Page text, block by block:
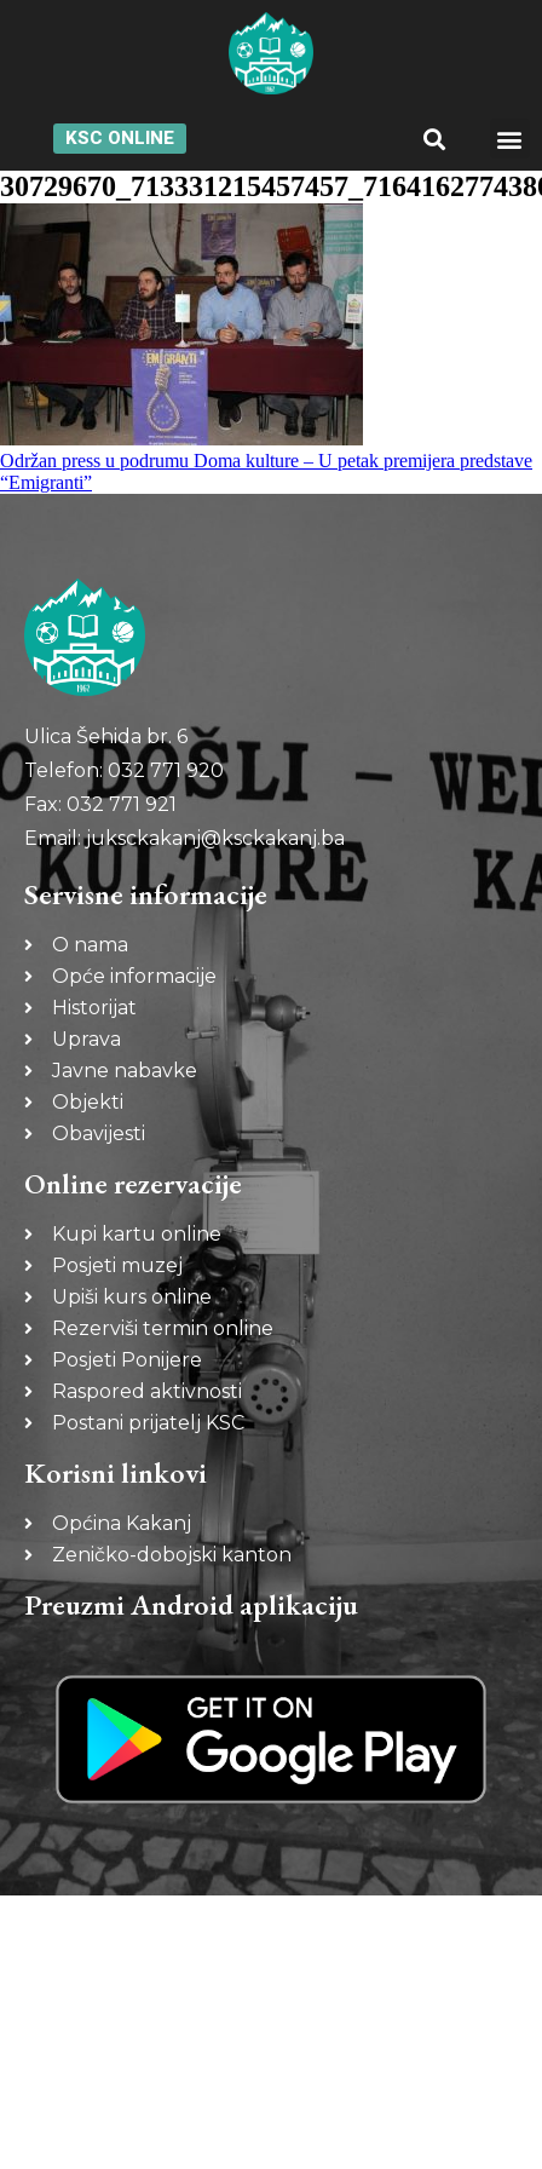
KSC ONLINE
Održan press u podrumu Doma kulture – U petak premijera predstave
“Emigranti”
Ulica Šehida br. 6
Telefon: 032 771 920
Fax: 032 771 921
Email: juksckakanj@ksckakanj.ba
Servisne informacije
O nama
Opće informacije
Historijat
Uprava
Javne nabavke
Objekti
Obavijesti
Online rezervacije
Kupi kartu online
Posjeti muzej
Upiši kurs online
Rezerviši termin online
Posjeti Ponijere
Raspored aktivnosti
Postani prijatelj KSC
Korisni linkovi
Općina Kakanj
Zeničko-dobojski kanton
Preuzmi Android aplikaciju